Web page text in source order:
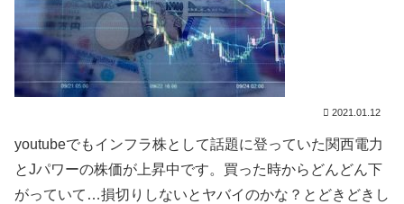
2021.01.12
youtubeでもインフラ株として話題に登っていた関西電力
とJパワーの株価が上昇中です。買った時からどんどん下
がっていて…損切りしないとヤバイのかな？とどきどきし